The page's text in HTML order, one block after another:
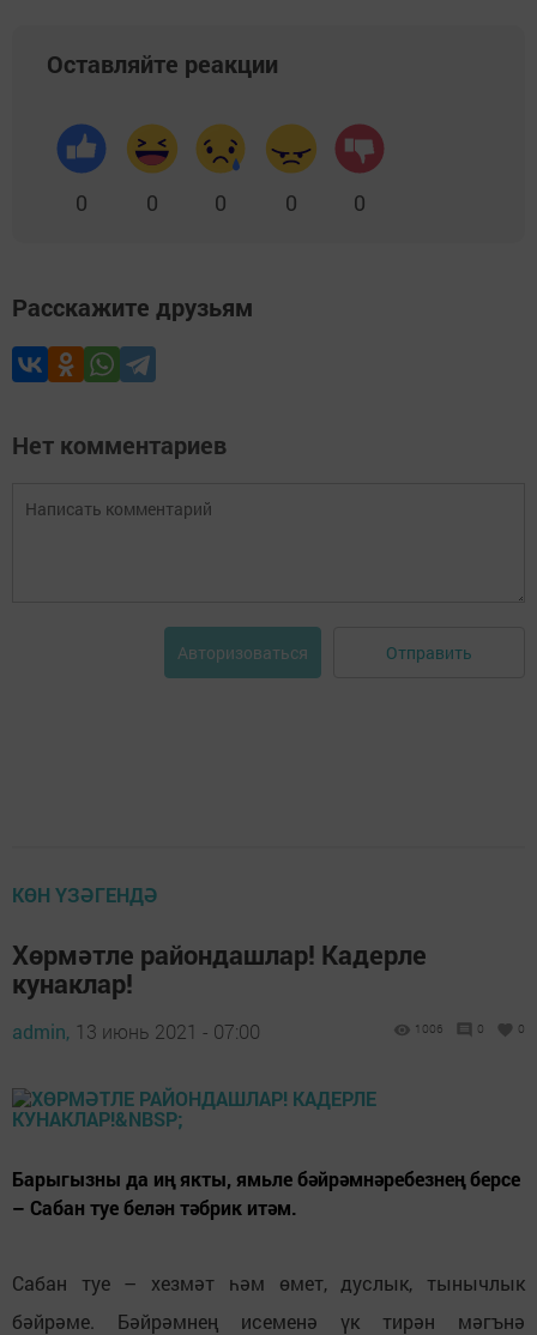
Оставляйте реакции
0 0 0 0 0
Расскажите друзьям
Нет комментариев
Авторизоваться Отправить
КӨН ҮЗӘГЕНДӘ
Хөрмәтле райондашлар! Кадерле
кунаклар!
admin, 13 июнь 2021 - 07:00 1006 0 0
Барыгызны да иң якты, ямьле бәйрәмнәребезнең берсе
– Сабан туе белән тәбрик итәм.
Сабан туе – хезмәт һәм өмет, дуслык, тынычлык
бәйрәме. Бәйрәмнең исеменә үк тирән мәгънә